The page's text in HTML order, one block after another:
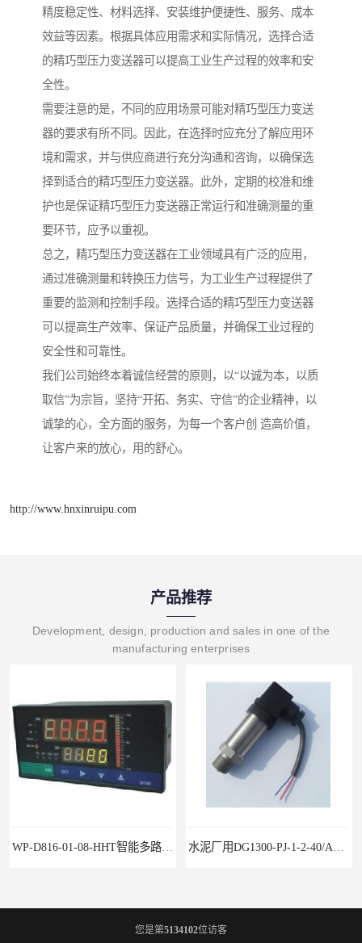
精度稳定性、材料选择、安装维护便捷性、服务、成本
效益等因素。根据具体应用需求和实际情况，选择合适
的精巧型压力变送器可以提高工业生产过程的效率和安
全性。
需要注意的是，不同的应用场景可能对精巧型压力变送
器的要求有所不同。因此，在选择时应充分了解应用环
境和需求，并与供应商进行充分沟通和咨询，以确保选
择到适合的精巧型压力变送器。此外，定期的校准和维
护也是保证精巧型压力变送器正常运行和准确测量的重
要环节，应予以重视。
总之，精巧型压力变送器在工业领域具有广泛的应用，
通过准确测量和转换压力信号，为工业生产过程提供了
重要的监测和控制手段。选择合适的精巧型压力变送器
可以提高生产效率、保证产品质量，并确保工业过程的
安全性和可靠性。
我们公司始终本着诚信经营的原则，以“以诚为本，以质
取信”为宗旨，坚持“开拓、务实、守信”的企业精神，以
诚挚的心，全方面的服务，为每一个客户创 造高价值，
让客户来的放心，用的舒心。
http://www.hnxinruipu.com
产品推荐
Development, design, production and sales in one of the
manufacturing enterprises
您是第5134102位访客